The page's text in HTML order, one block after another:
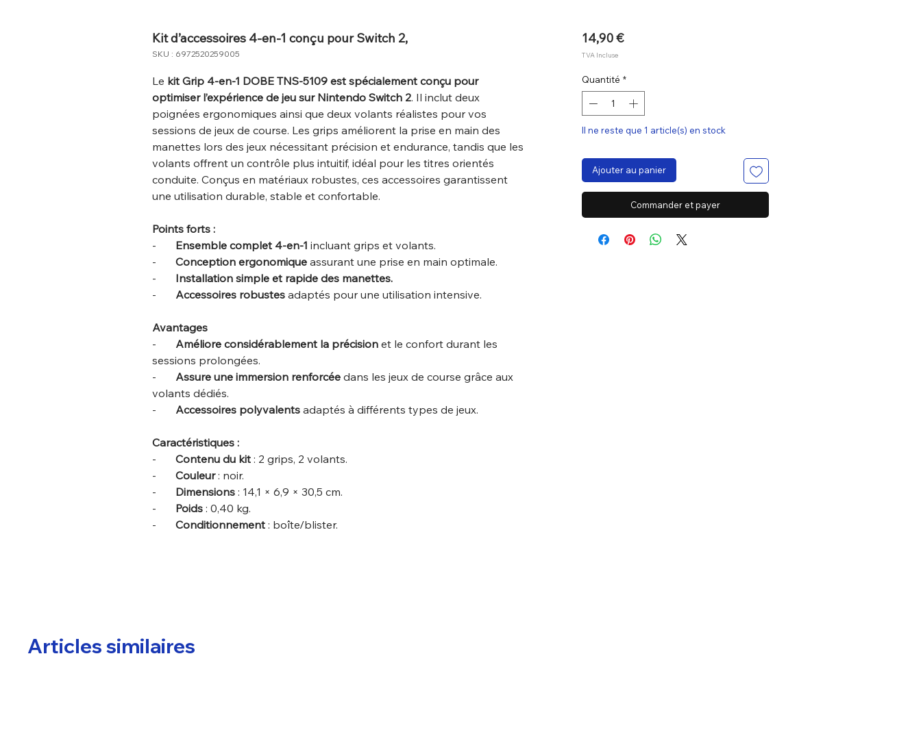
Kit d’accessoires 4-en-1 conçu pour Switch 2,
SKU : 6972520259005
Le kit Grip 4-en-1 DOBE TNS-5109 est spécialement conçu pour
optimiser l’expérience de jeu sur Nintendo Switch 2. Il inclut deux
poignées ergonomiques ainsi que deux volants réalistes pour vos
sessions de jeux de course. Les grips améliorent la prise en main des
manettes lors des jeux nécessitant précision et endurance, tandis que les
volants offrent un contrôle plus intuitif, idéal pour les titres orientés
conduite. Conçus en matériaux robustes, ces accessoires garantissent
une utilisation durable, stable et confortable.
Points forts :
- Ensemble complet 4-en-1 incluant grips et volants.
- Conception ergonomique assurant une prise en main optimale.
- Installation simple et rapide des manettes.
- Accessoires robustes adaptés pour une utilisation intensive.
Avantages
- Améliore considérablement la précision et le confort durant les
sessions prolongées.
- Assure une immersion renforcée dans les jeux de course grâce aux
volants dédiés.
- Accessoires polyvalents adaptés à différents types de jeux.
Caractéristiques :
-
Contenu du kit : 2 grips, 2 volants.
- Couleur: noir.
- Dimensions : 14,1 × 6,9 × 30,5 cm.
- Poids : 0,40 kg.
- Conditionnement : boîte/blister.
14,90 €Prix
TVA Incluse
Quantité *
Il ne reste que 1 article(s) en stock
Ajouter au panier
Commander et payer
Articles similaires